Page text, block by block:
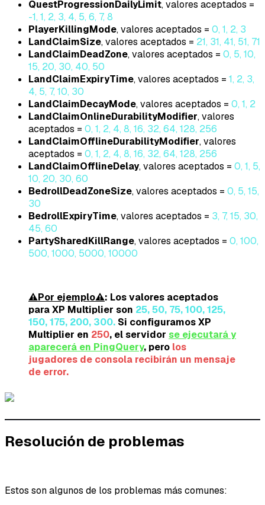
QuestProgressionDailyLimit, valores aceptados =
-1, 1, 2, 3, 4, 5, 6, 7, 8
PlayerKillingMode, valores aceptados = 0, 1, 2, 3
LandClaimSize, valores aceptados = 21, 31, 41, 51, 71
LandClaimDeadZone, valores aceptados = 0, 5, 10,
15, 20, 30, 40, 50
LandClaimExpiryTime, valores aceptados = 1, 2, 3,
4, 5, 7, 10, 30
LandClaimDecayMode, valores aceptados = 0, 1, 2
LandClaimOnlineDurabilityModifier, valores
aceptados = 0, 1, 2, 4, 8, 16, 32, 64, 128, 256
LandClaimOfflineDurabilityModifier, valores
aceptados = 0, 1, 2, 4, 8, 16, 32, 64, 128, 256
LandClaimOfflineDelay, valores aceptados = 0, 1, 5,
10, 20, 30, 60
BedrollDeadZoneSize, valores aceptados = 0, 5, 15,
30
BedrollExpiryTime, valores aceptados = 3, 7, 15, 30,
45, 60
PartySharedKillRange, valores aceptados = 0, 100,
500, 1000, 5000, 10000
⚠️Por ejemplo⚠️: Los valores aceptados
para XP Multiplier son 25, 50, 75, 100, 125,
150, 175, 200, 300. Si configuramos XP
Multiplier en 250, el servidor se ejecutará y
aparecerá en PingQuery, pero los
jugadores de consola recibirán un mensaje
de error.
Resolución de problemas
Estos son algunos de los problemas más comunes: